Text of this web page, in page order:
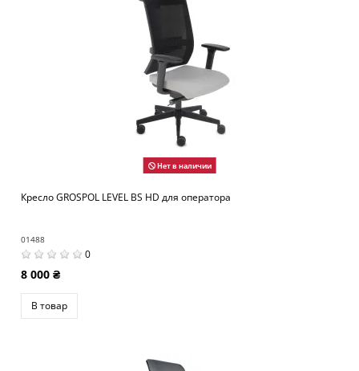
Нет в наличии
Кресло GROSPOL LEVEL BS HD для оператора
01488
0
8 000 ₴
В товар